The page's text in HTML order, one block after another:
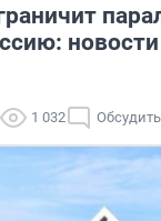
1 032 Обсудить